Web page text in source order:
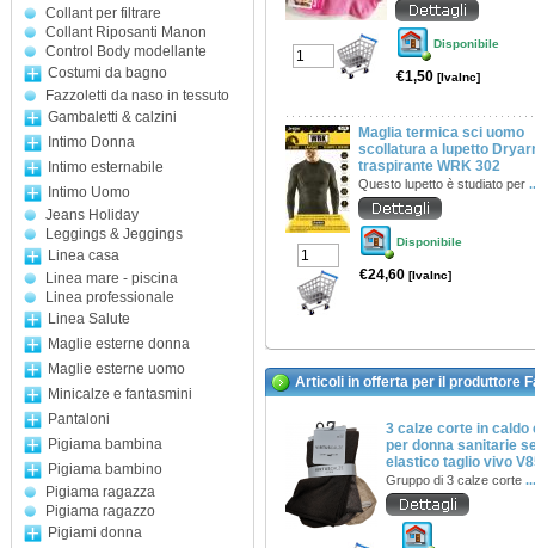
Collant per filtrare
Collant Riposanti Manon
Control Body modellante
Costumi da bagno
Fazzoletti da naso in tessuto
Gambaletti & calzini
Intimo Donna
Intimo esternabile
Intimo Uomo
Jeans Holiday
Leggings & Jeggings
Linea casa
Linea mare - piscina
Linea professionale
Linea Salute
Maglie esterne donna
Maglie esterne uomo
Minicalze e fantasmini
Pantaloni
Pigiama bambina
Pigiama bambino
Pigiama ragazza
Pigiama ragazzo
Pigiami donna
Disponibile
€1,50 [IvaInc]
Maglia termica sci uomo
scollatura a lupetto
traspirante WRK 302
Questo lupetto è studiato per
Disponibile
€24,60 [IvaInc]
Articoli in offerta per il produttore
3 calze corte in caldo
per donna sanitarie
elastico taglio vivo
Gruppo di 3 calze corte